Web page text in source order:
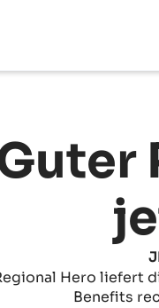
Hero liefert
Benefits